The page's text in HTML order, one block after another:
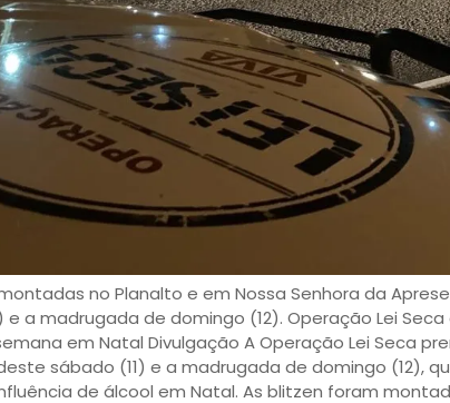
no Planalto e em Nossa Senhora da
e a madrugada de domingo (12). Operação Lei
em Natal Divulgação A Operação Lei Seca
sábado (11) e a madrugada de domingo (12),
de álcool em Natal. As blitzen foram